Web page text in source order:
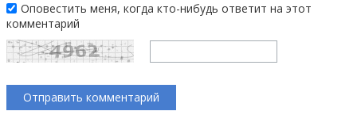
Оповестить меня, когда кто-нибудь ответит на этот
комментарий